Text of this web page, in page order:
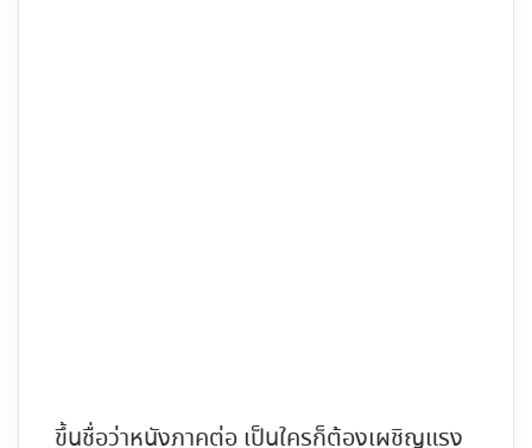
ขึ้นชื่อว่าหนังภาคต่อ เป็นใครก็ต้องเผชิญแรง